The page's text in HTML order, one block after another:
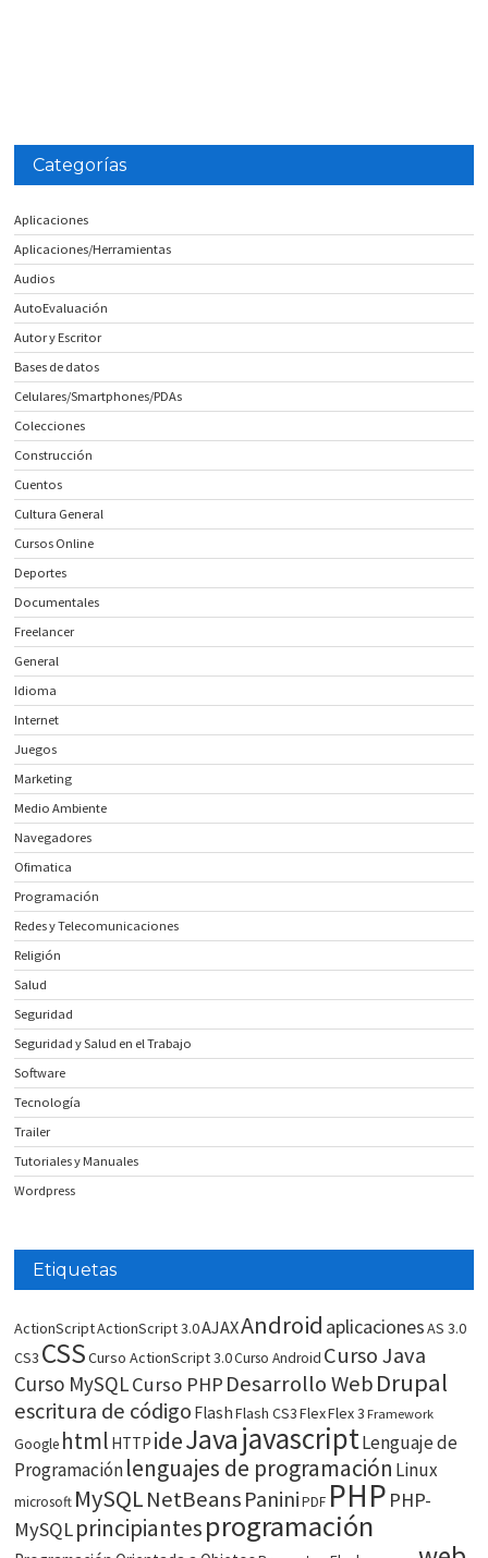
Categorías
Aplicaciones
Aplicaciones/Herramientas
Audios
AutoEvaluación
Autor y Escritor
Bases de datos
Celulares/Smartphones/PDAs
Colecciones
Construcción
Cuentos
Cultura General
Cursos Online
Deportes
Documentales
Freelancer
General
Idioma
Internet
Juegos
Marketing
Medio Ambiente
Navegadores
Ofimatica
Programación
Redes y Telecomunicaciones
Religión
Salud
Seguridad
Seguridad y Salud en el Trabajo
Software
Tecnología
Trailer
Tutoriales y Manuales
Wordpress
Etiquetas
ActionScriptActionScript 3.0AJAXAndroid aplicacionesAS 3.0
CS3 CSSCurso ActionScript 3.0Curso Android Curso Java
Curso MySQLCurso PHP Desarrollo WebDrupal
escritura de código FlashFlash CS3FlexFlex 3 Framework
Google html HTTP ideJavajavascriptLenguaje de
Programaciónlenguajes de programación Linux
microsoft MySQLNetBeans Panini PDF PHP PHP-
MySQLprincipiantesprogramación